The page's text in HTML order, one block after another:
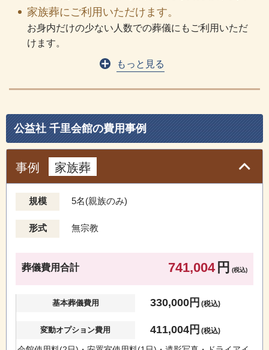
家族葬にご利用いただけます。
お身内だけの少ない人数での葬儀にもご利用いただ
けます。
もっと見る
公益社 千里会館の費⽤事例
事例 家族葬
規模 5名(親族のみ)
形式 無宗教
葬儀費用合計 741,004 円 (税込)
基本葬儀費用 330,000円 (税込)
変動オプション費用 411,004円 (税込)